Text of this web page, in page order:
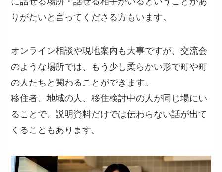
りがたいと言ってくださる方もいます。
オンライン相談や現地案内も大事ですが、交流会
のような場所では、もう少し柔らかい形で町や町
の人たちと関わることができます。
移住者、地域の人、移住検討中の人が同じ場にい
ることで、説明資料だけでは伝わらない話が出て
くることもあります。